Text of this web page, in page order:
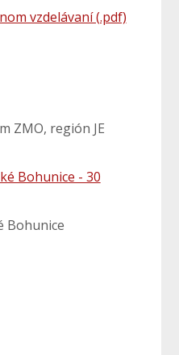
vzdelávaní (.pdf)
ZMO, región JE
Bohunice